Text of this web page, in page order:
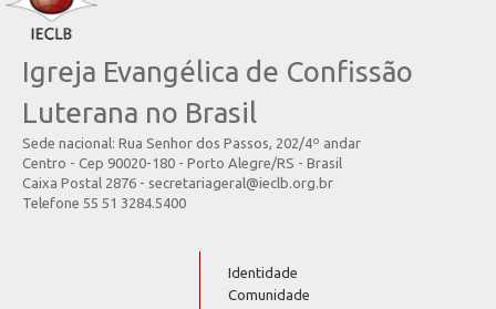
Igreja Evangélica de Confissão
Luterana no Brasil
Sede nacional: Rua Senhor dos Passos, 202/4º andar
Centro - Cep 90020-180 - Porto Alegre/RS - Brasil
Caixa Postal 2876 - secretariageral@ieclb.org.br
Telefone 55 51 3284.5400
Identidade
Comunidade